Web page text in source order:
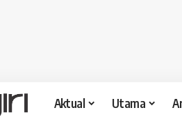
Aktual Utama